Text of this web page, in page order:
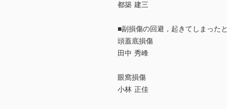
都築 建三
■副損傷の回避，起きてしまった
頭蓋底損傷
田中 秀峰
眼窩損傷
小林 正佳